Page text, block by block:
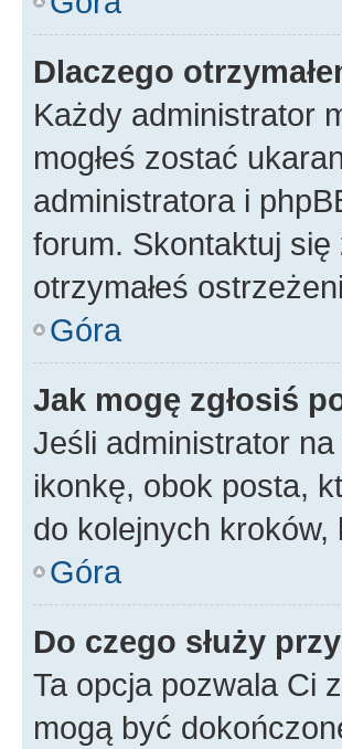
Dlaczego
Każdy administrator
mogłeś zostać
administratora i
forum. Skontaktuj
otrzymałeś
Góra
Jak mogę zgłosiś
Jeśli administrator
ikonkę, obok posta,
do kolejnych kroków,
Góra
Do czego służy
Ta opcja pozwala Ci
mogą być